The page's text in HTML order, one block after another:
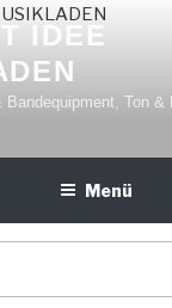
IDEE
Bandequipment, Ton &
Menü